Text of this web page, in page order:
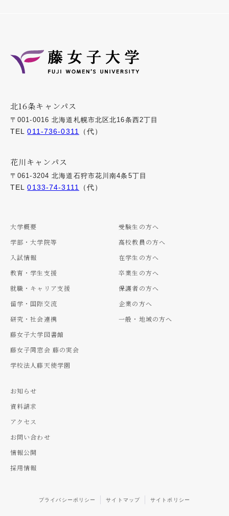
北16条キャンパス
〒001-0016 北海道札幌市北区北16条西2丁目
TEL011-736-0311 （代）
花川キャンパス
〒061-3204 北海道石狩市花川南4条5丁目
TEL0133-74-3111 （代）
大学概要
学部・大学院等
入試情報
教育・学生支援
就職・キャリア支援
留学・国際交流
研究・社会連携
藤女子大学図書館
藤女子同窓会 藤の実会
学校法人藤天使学園
受験生の方へ
高校教員の方へ
在学生の方へ
卒業生の方へ
保護者の方へ
企業の方へ
一般・地域の方へ
お知らせ
資料請求
アクセス
お問い合わせ
情報公開
採用情報
プライバシーポリシー サイトマップ サイトポリシー